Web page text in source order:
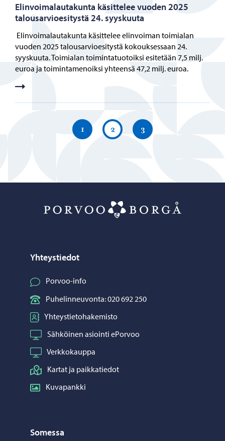
Elinvoimalautakunta käsittelee vuoden 2025
talousarvioesitystä 24. syyskuuta
Elinvoimalautakunta käsittelee elinvoiman toimialan
vuoden 2025 talousarvioesitystä kokouksessaan 24.
syyskuuta. Toimialan toimintatuotoiksi esitetään 7,5 milj.
euroa ja toimintamenoiksi yhteensä 47,2 milj. euroa.
1 2 3
Yhteystiedot
Porvoo-info
Puhelinneuvonta: 020 692 250
Yhteystietohakemisto
Sähköinen asiointi ePorvoo
Verkkokauppa
Kartat ja paikkatiedot
Kuvapankki
Somessa